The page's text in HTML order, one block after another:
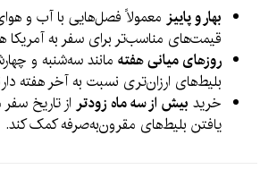
بهار و پاییز معمولاً فصل‌هایی با آب و
قیمت‌های مناسب‌تر برای سفر به آمریکا
روزهای میانی هفته مانند سه‌شنبه و
بلیط‌های ارزان‌تری نسبت به آخر هفته
خرید بیش از سه ماه زودتر از تاریخ
یافتن بلیط‌های مقرون‌به‌صرفه کمک کند.